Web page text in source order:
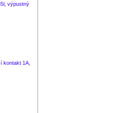
výpustný
kontakt 1A,